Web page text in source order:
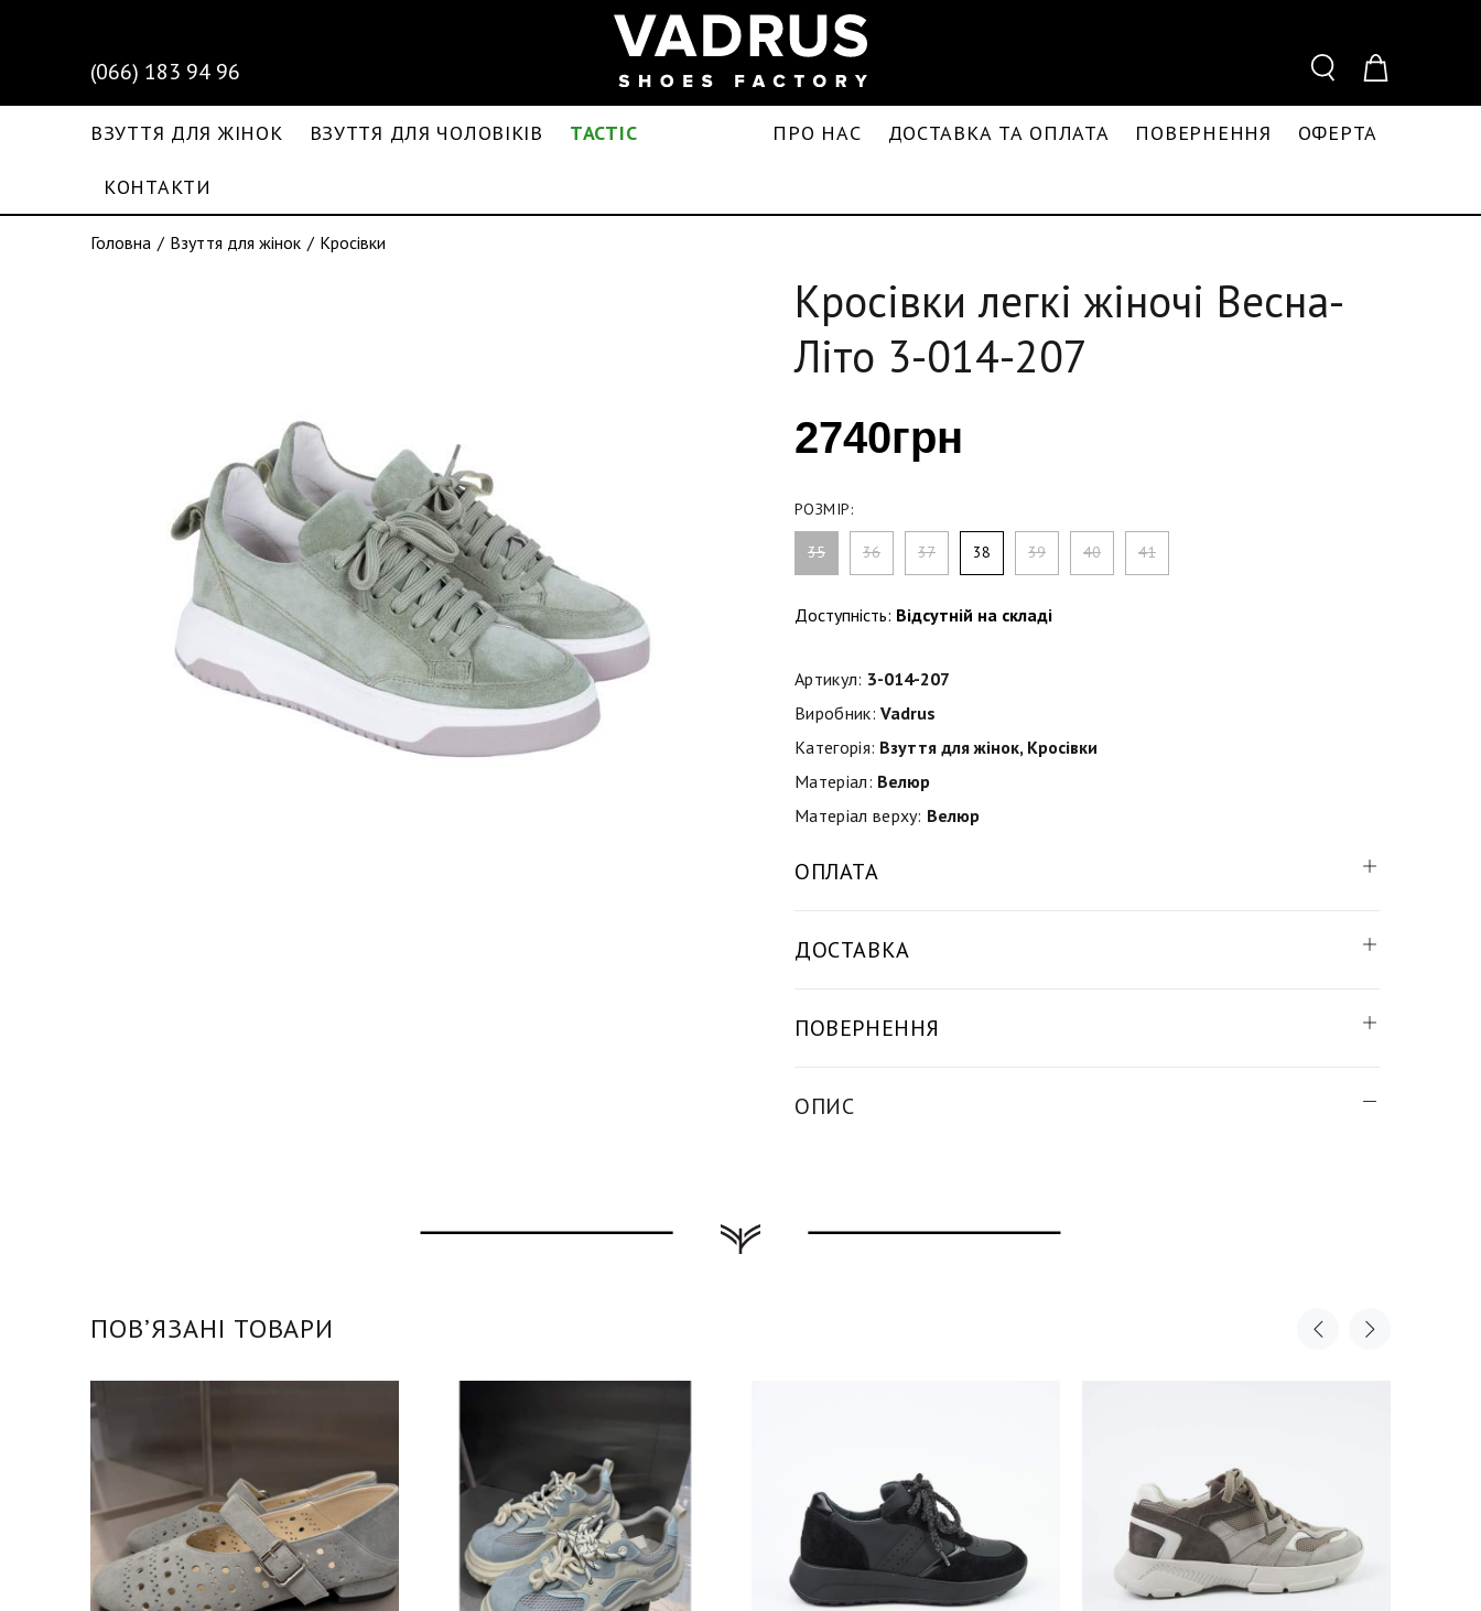
(066) 183 94 96
ВЗУТТЯ ДЛЯ ЖІНОК ВЗУТТЯ ДЛЯ ЧОЛОВІКІВ TACTIC ПРО НАС ДОСТАВКА ТА ОПЛАТА ПОВЕРНЕННЯ ОФЕРТА
КОНТАКТИ
Головна Взуття для жінок Кросівки
Кросівки легкі жіночі Весна-
Літо 3-014-207
2740грн
РОЗМІР:
35 36 37 38 39 40 41
Доступність: Відсутній на складі
Артикул: 3-014-207
Виробник: Vadrus
Категорія: Взуття для жінок, Кросівки
Матеріал: Велюр
Матеріал верху: Велюр
ОПЛАТА
ДОСТАВКА
ПОВЕРНЕННЯ
ОПИС
ПОВʼЯЗАНІ ТОВАРИ